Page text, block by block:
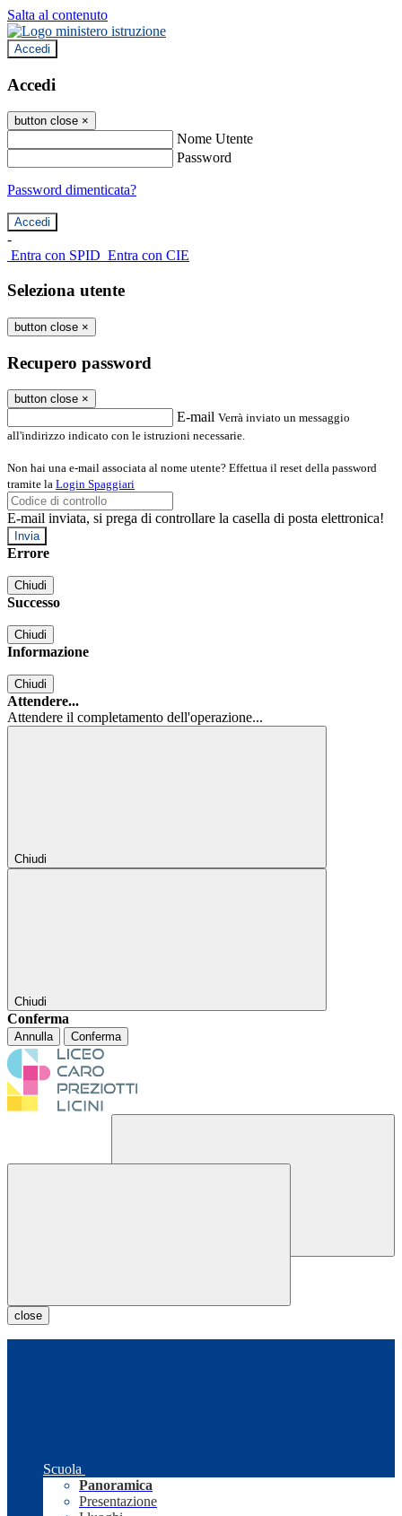
Salta al contenuto
Accedi
Accedi
button close ×
Nome Utente
Password
Password dimenticata?
-
Entra con SPID Entra con CIE
Seleziona utente
button close ×
Recupero password
button close ×
E-mail Verrà inviato un messaggio
all'indirizzo indicato con le istruzioni necessarie.
Non hai una e-mail associata al nome utente? Effettua il reset della password
tramite la Login Spaggiari
E-mail inviata, si prega di controllare la casella di posta elettronica!
Errore
Chiudi
Successo
Chiudi
Informazione
Chiudi
Attendere...
Attendere il completamento dell'operazione...
Chiudi
Chiudi
Conferma
Annulla Conferma
close
Scuola
Panoramica
Presentazione